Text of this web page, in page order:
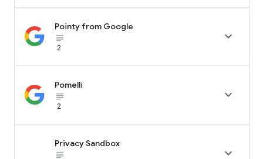
Pointy from Google
subject_black
2

Pomelli
subject_black
2

Privacy Sandbox
subject_black
